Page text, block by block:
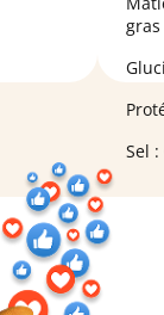
. Cacao :
soja.
Sel